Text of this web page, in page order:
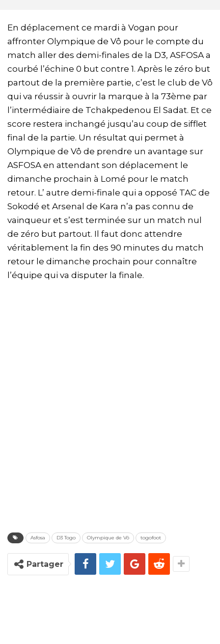
En déplacement ce mardi à Vogan pour
affronter Olympique de Vô pour le compte du
match aller des demi-finales de la D3, ASFOSA a
courbé l’échine 0 but contre 1. Après le zéro but
partout de la première partie, c’est le club de Vô
qui va réussir à ouvrir la marque à la 73ème par
l’intermédiaire de Tchakpedenou El Sadat. Et ce
score restera inchangé jusqu’au coup de sifflet
final de la partie. Un résultat qui permet à
Olympique de Vô de prendre un avantage sur
ASFOSA en attendant son déplacement le
dimanche prochain à Lomé pour le match
retour. L’ autre demi-finale qui a opposé TAC de
Sokodé et Arsenal de Kara n’a pas connu de
vainqueur et s’est terminée sur un match nul
de zéro but partout. Il faut donc attendre
véritablement la fin des 90 minutes du match
retour le dimanche prochain pour connaître
l’équipe qui va disputer la finale.
Asfosa D3 Togo Olympique de Vô togofoot
Partager